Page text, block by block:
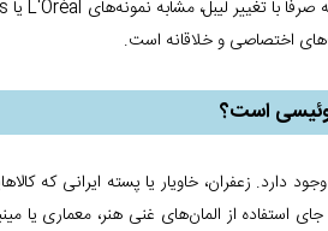
اختصاصی و خلاقانه است.
است؟
دارد. زعفران، خاویار یا پسته ایرانی که
از المان‌های غنی هنر، معماری یا